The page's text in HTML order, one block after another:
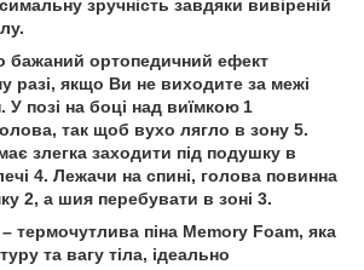
зручність завдяки вивіреній
бажаний ортопедичний ефект
разі, якщо Ви не виходите за межі
У позі на боці над виїмкою 1
так щоб вухо лягло в зону 5.
злегка заходити під подушку в
4. Лежачи на спині, голова повинна
2, а шия перебувати в зоні 3.
термочутлива піна Memory Foam, яка
та вагу тіла, ідеально